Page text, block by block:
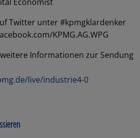
Twitter unter #kpmgklardenker
KPMG.AG.WPG
Informationen zur Sendung
live/industrie4-0